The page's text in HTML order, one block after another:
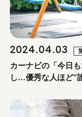
2024.04.03
カーナビの「今日
し…優秀な人ほど“